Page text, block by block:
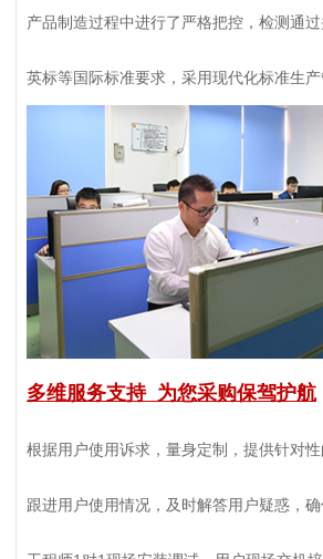
产品制造过程中进行了严格把控，检测通过
英标等国际标准要求，采用现代化标准生产
多维服务支持 为您采购保驾护航
根据用户使用诉求，量身定制，提供针对
跟进用户使用情况，及时解答用户疑惑，